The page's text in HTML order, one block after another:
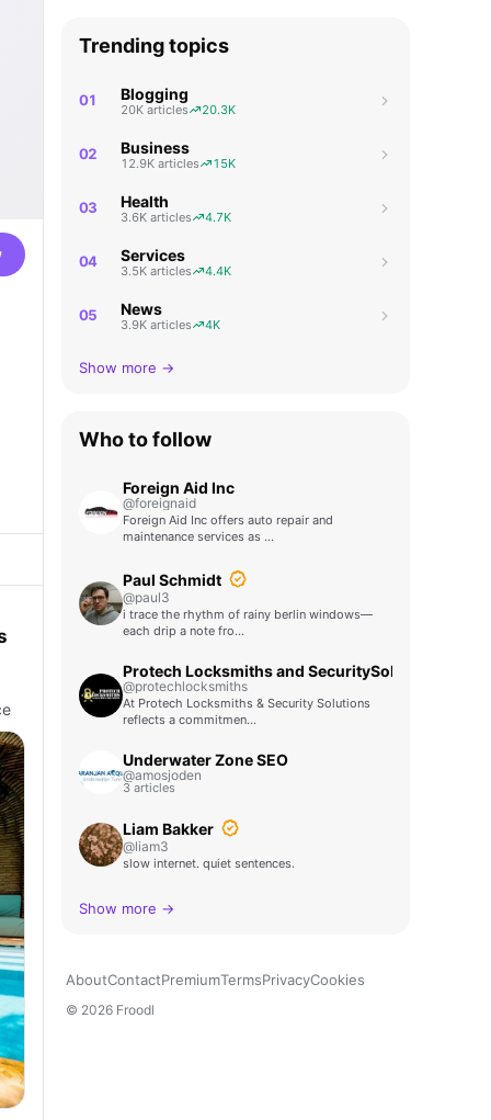
Trending topics
01 Blogging
20K articles 20.3K
02 Business
12.9K articles 15K
03 Health
3.6K articles 4.7K
04 Services
3.5K articles 4.4K
05 News
3.9K articles 4K
Show more →
Who to follow
Foreign Aid Inc
@foreignaid
Foreign Aid Inc offers auto repair and
maintenance services as …
Paul Schmidt
@paul3
i trace the rhythm of rainy berlin windows—
each drip a note fro…
Protech Locksmiths and SecuritySolutions
@protechlocksmiths
At Protech Locksmiths & Security Solutions
reflects a commitmen…
Underwater Zone SEO
@amosjoden
3 articles
Liam Bakker
@liam3
slow internet. quiet sentences.
Show more →
AboutContactPremiumTermsPrivacyCookies
© 2026 Froodl